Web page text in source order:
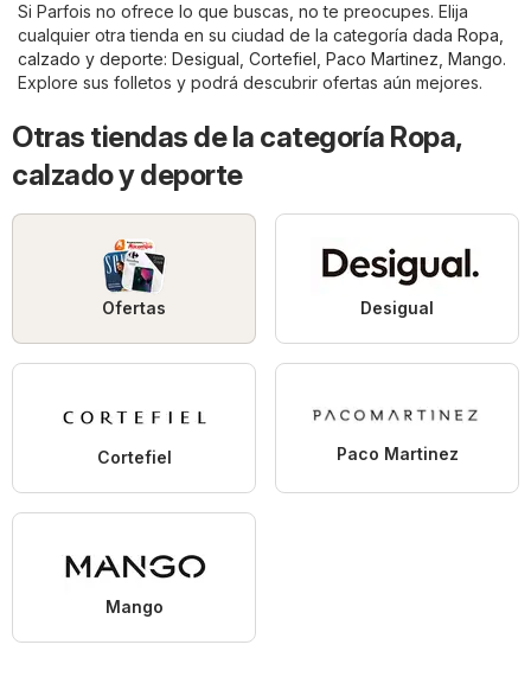
Si Parfois no ofrece lo que buscas, no te preocupes. Elija
cualquier otra tienda en su ciudad de la categoría dada Ropa,
calzado y deporte: Desigual, Cortefiel, Paco Martinez, Mango.
Explore sus folletos y podrá descubrir ofertas aún mejores.
Otras tiendas de la categoría Ropa,
calzado y deporte
Ofertas Desigual
Cortefiel Paco Martinez
Mango